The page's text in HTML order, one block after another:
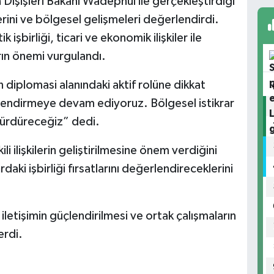
ve bölgesel gelişmeleri değerlendirdi.
işbirliği, ticari ve ekonomik ilişkiler ile
önemi vurgulandı.
diplomasi alanındaki aktif rolüne dikkat
devam ediyoruz. Bölgesel istikrar
dedi.
ilişkilerin geliştirilmesine önem verdiğini
işbirliği fırsatlarını değerlendireceklerini
güçlendirilmesi ve ortak çalışmaların